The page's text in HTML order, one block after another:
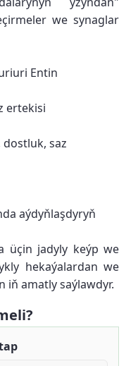
we synaglar
Entin
ertekisi
dostluk, saz
aýdyňlaşdyryň
üçin jadyly keýp we
hekaýalardan we
iň amatly saýlawdyr.